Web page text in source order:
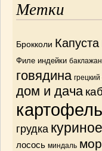
Метки
Брокколи Капуста
Филе индейки баклажан
говядина
дом и дача
картофель
грудка
лосось миндаль